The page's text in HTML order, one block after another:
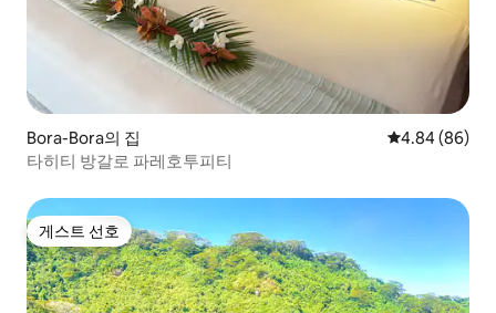
Bora-Bora의 집 평점 4.84점(5
4.84 (86)
타히티 방갈로 파레호투피티
게스트 선호
게스트 선호